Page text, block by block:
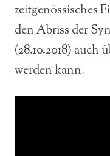
zeitgenössisches
den Abriss der
(28.10.2018) auch
werden kann.